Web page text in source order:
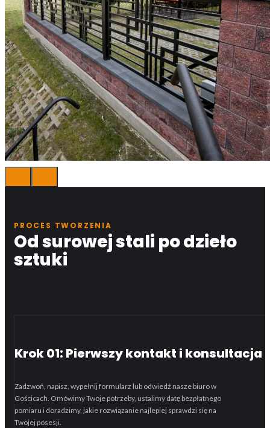
PROCES TWORZENIA
Od surowej stali po dzieło
sztuki
Krok 01: Pierwszy kontakt i konsultacja
Zadzwoń, napisz, wypełnij formularz lub odwiedź nasze biuro w
Gościcach. Omówimy Twoje potrzeby, ustalimy datę bezpłatnego
pomiaru i doradzimy, jakie rozwiązanie najlepiej sprawdzi się na
Twojej posesji.